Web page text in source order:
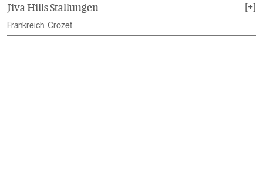
Jiva Hills Stallungen [+]
Frankreich. Crozet